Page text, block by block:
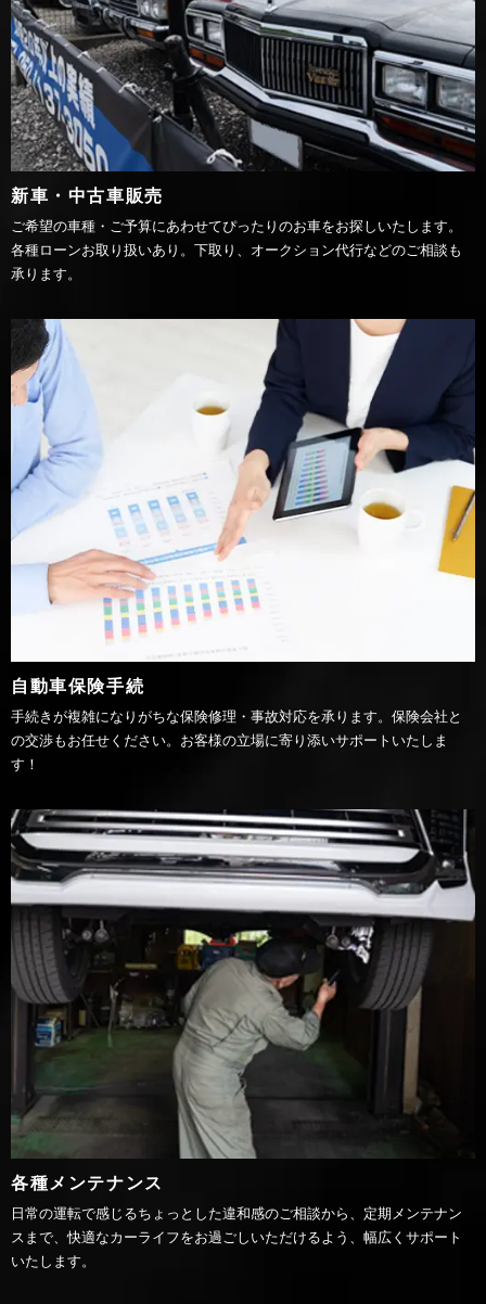
新車・中古車販売
ご希望の車種・ご予算にあわせてぴったりのお車をお探しいたします。
各種ローンお取り扱いあり。下取り、オークション代行などのご相談も
承ります。
自動車保険手続
手続きが複雑になりがちな保険修理・事故対応を承ります。保険会社と
の交渉もお任せください。お客様の立場に寄り添いサポートいたしま
す！
各種メンテナンス
日常の運転で感じるちょっとした違和感のご相談から、定期メンテナン
スまで、快適なカーライフをお過ごしいただけるよう、幅広くサポート
いたします。